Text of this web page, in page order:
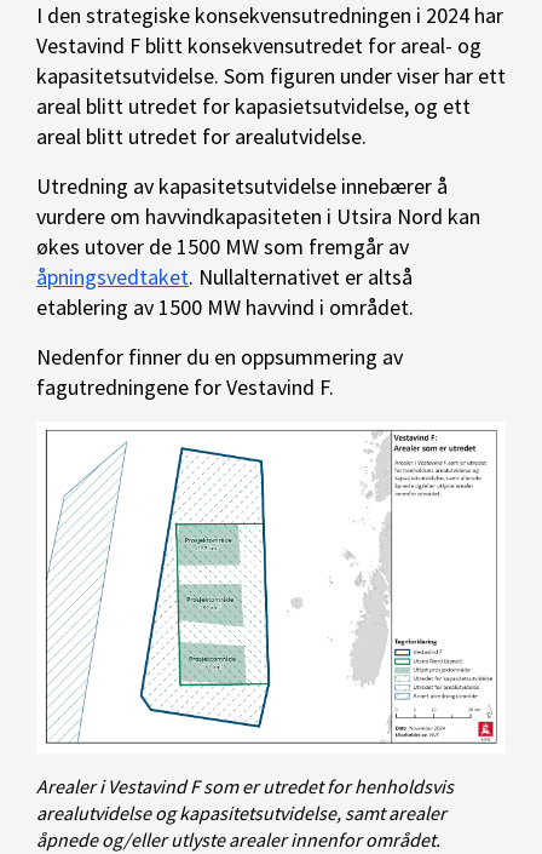
I den strategiske konsekvensutredningen i 2024 har
Vestavind F blitt konsekvensutredet for areal- og
kapasitetsutvidelse. Som figuren under viser har ett
areal blitt utredet for kapasietsutvidelse, og ett
areal blitt utredet for arealutvidelse.
Utredning av kapasitetsutvidelse innebærer å
vurdere om havvindkapasiteten i Utsira Nord kan
økes utover de 1500 MW som fremgår av
åpningsvedtaket. Nullalternativet er altså
etablering av 1500 MW havvind i området.
Nedenfor finner du en oppsummering av
fagutredningene for Vestavind F.
Arealer i Vestavind F som er utredet for henholdsvis
arealutvidelse og kapasitetsutvidelse, samt arealer
åpnede og/eller utlyste arealer innenfor området.